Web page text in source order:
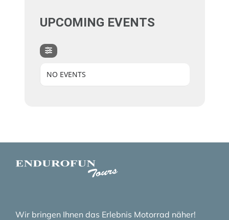
UPCOMING EVENTS
NO EVENTS
Wir bringen Ihnen das Erlebnis Motorrad näher!